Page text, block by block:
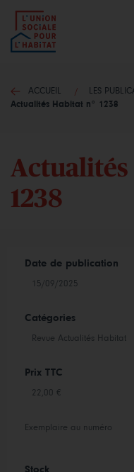
ACCUEIL
LES
Actualités Habitat n° 1238
Actualités
1238
Date de publication
15/09/2025
Catégories
Revue Actualités Habitat
Prix TTC
22,00 €
Exemplaire au numéro
Stock